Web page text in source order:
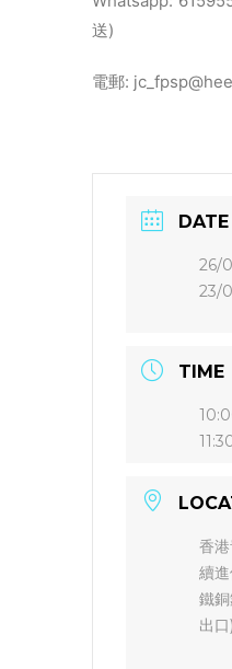
送)
電郵:
DATE
26/
23/
TIME
香
續
鐵
出口)